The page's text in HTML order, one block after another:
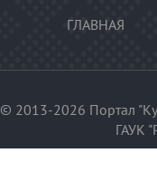
ГЛАВНАЯ
© 2013-2026 Портал
ГАУК